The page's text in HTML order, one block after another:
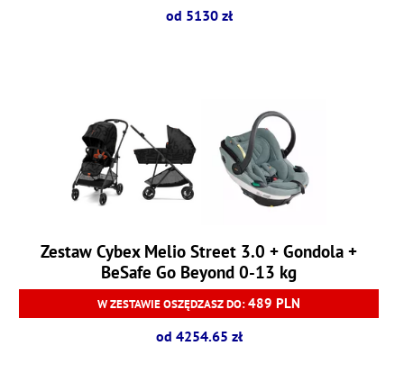
od 5130 zł
Zestaw Cybex Melio Street 3.0 + Gondola +
BeSafe Go Beyond 0-13 kg
W ZESTAWIE OSZĘDZASZ DO:489 PLN
od 4254.65 zł